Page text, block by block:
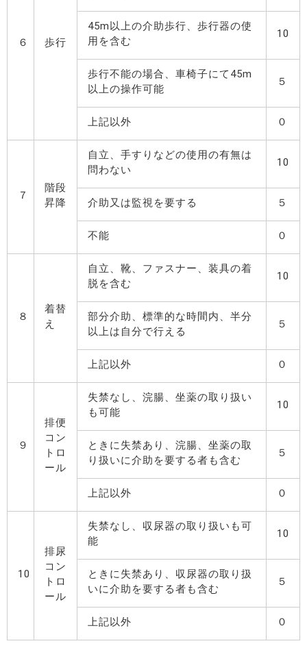
６ 歩行
45m以上の介助歩行、歩行器の使
用を含む
10
歩行不能の場合、車椅子にて45m
以上の操作可能
５
上記以外 ０
７
階段
昇降
自立、手すりなどの使用の有無は
問わない
10
介助又は監視を要する ５
不能 ０
８
着替
え
自立、靴、ファスナー、装具の着
脱を含む
10
部分介助、標準的な時間内、半分
以上は自分で行える
５
上記以外 ０
９
排便
コン
トロ
ール
失禁なし、浣腸、坐薬の取り扱い
も可能
10
ときに失禁あり、浣腸、坐薬の取
り扱いに介助を要する者も含む
５
上記以外 ０
10
排尿
コン
トロ
ール
失禁なし、収尿器の取り扱いも可
能
10
ときに失禁あり、収尿器の取り扱
いに介助を要する者も含む
５
上記以外 ０